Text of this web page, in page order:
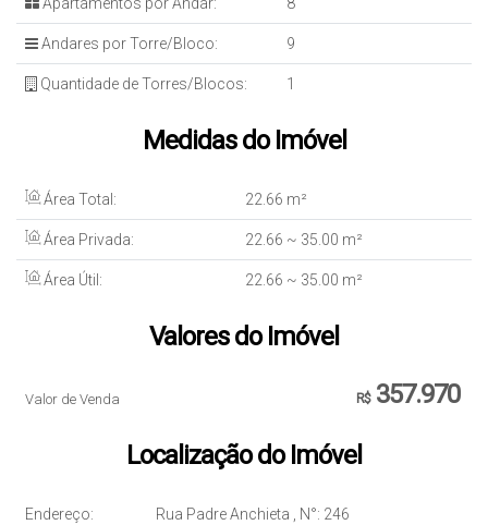
Apartamentos por Andar: 8
Andares por Torre/Bloco: 9
Quantidade de Torres/Blocos: 1
Medidas do Imóvel
Área Total: 22.66 m²
Área Privada: 22.66 ~ 35.00 m²
Área Útil: 22.66 ~ 35.00 m²
Valores do Imóvel
R$357.970
Valor de Venda
Localização do Imóvel
Endereço: Rua Padre Anchieta , N°: 246